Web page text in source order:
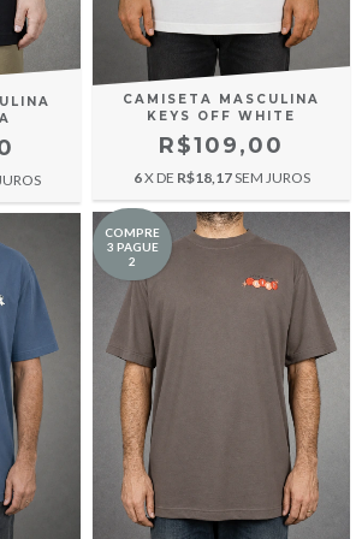
CAMISETA MASCULINA
KEYS OFF WHITE
R$109,00
6X DE R$18,17SEM JUROS
COMPRE
3 PAGUE
2